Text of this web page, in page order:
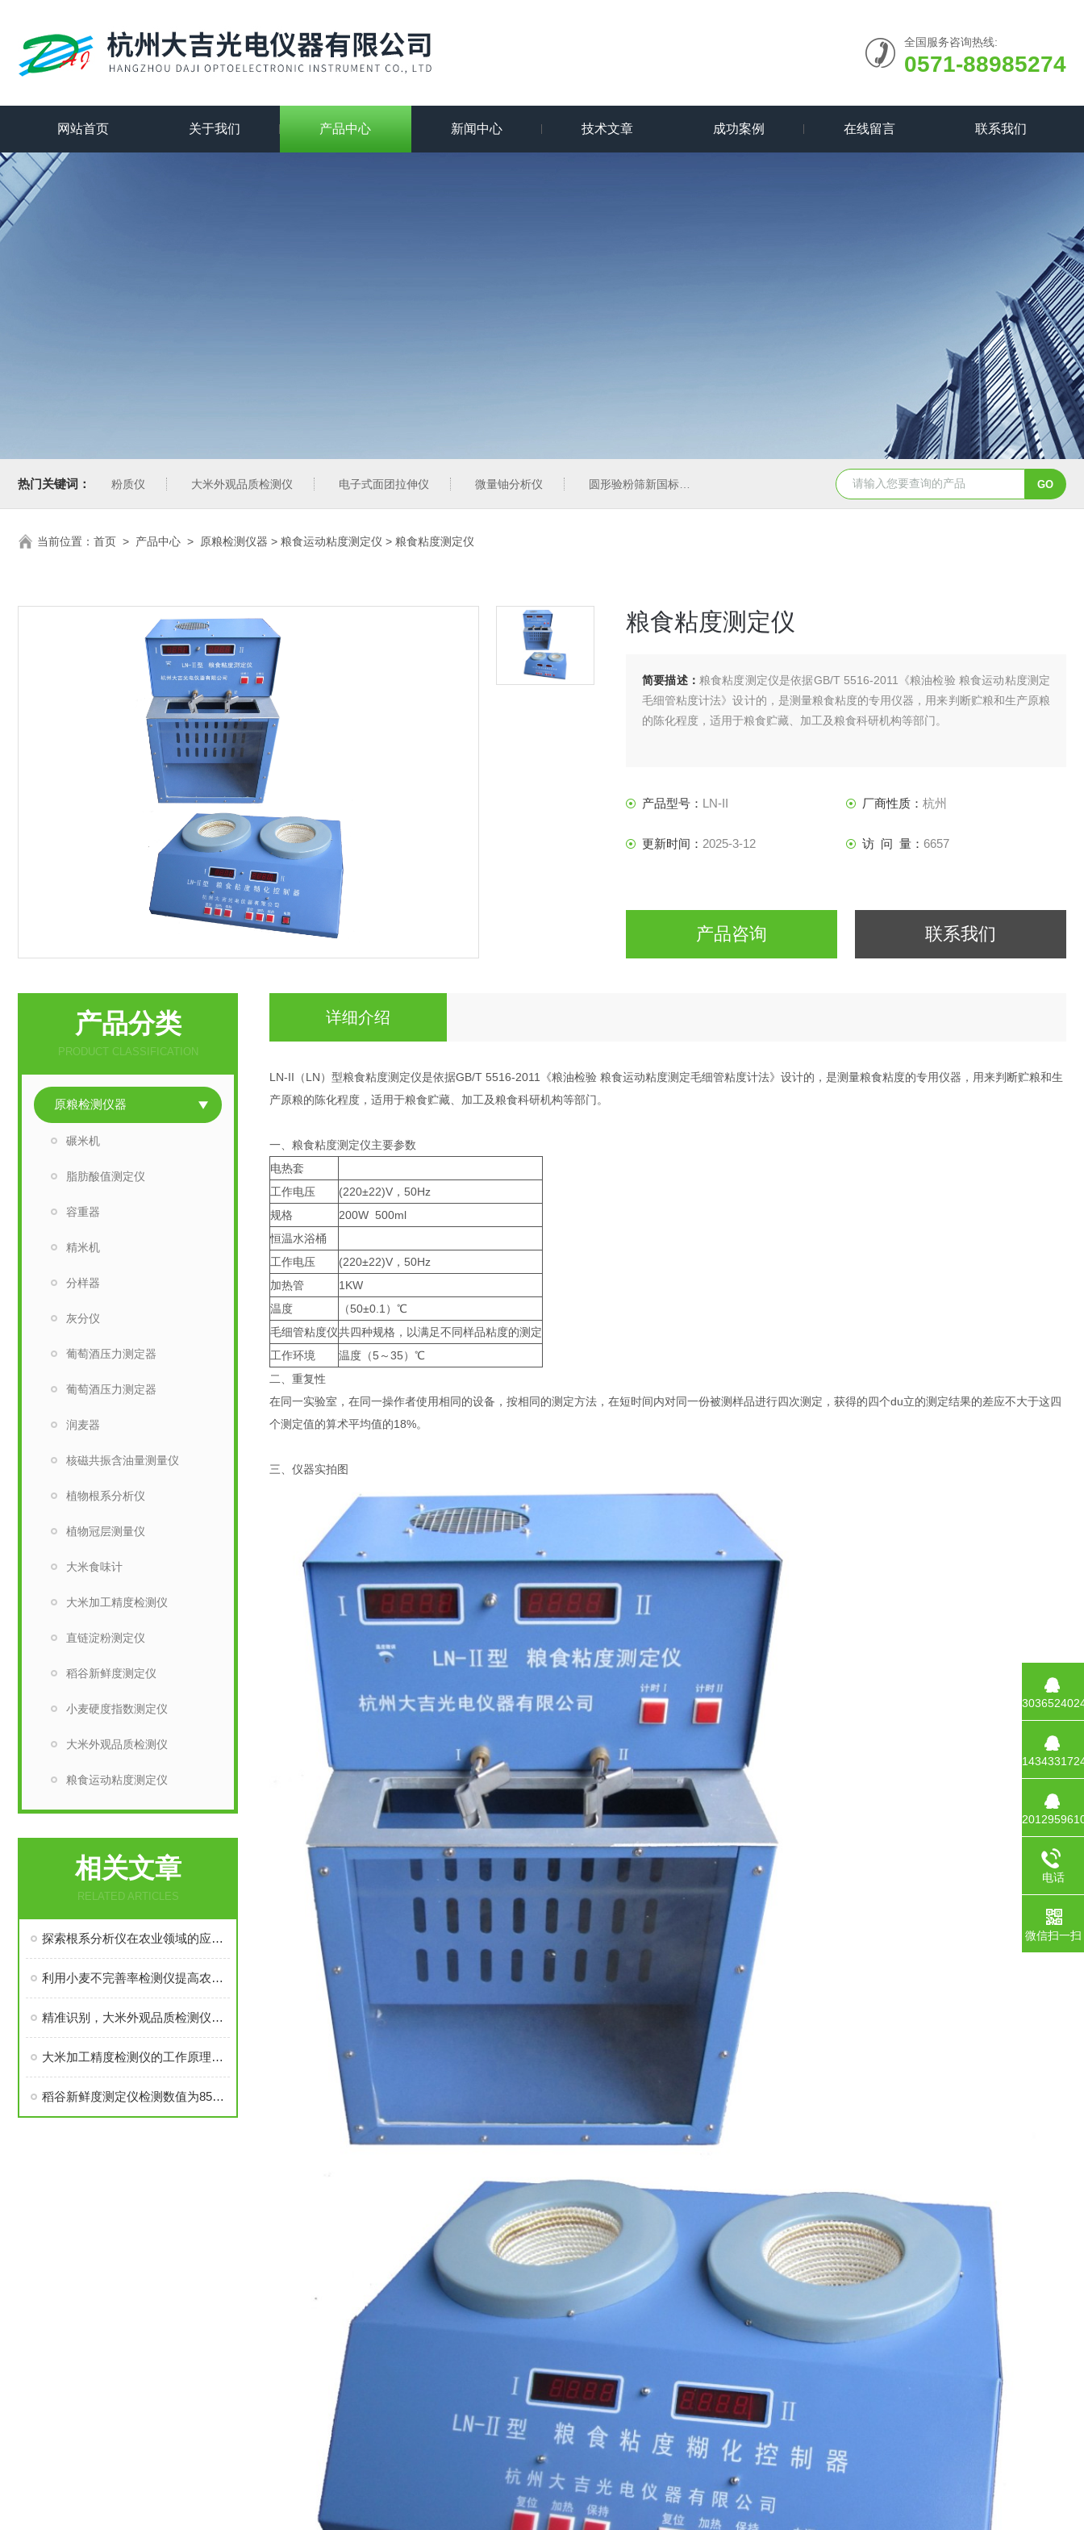
全国服务咨询热线:
0571-88985274
网站首页 关于我们 产品中心 新闻中心 技术文章 成功案例 在线留言 联系我们
热门关键词： 粉质仪 大米外观品质检测仪 电子式面团拉伸仪 微量铀分析仪 圆形验粉筛新国标型 双头面筋测定仪 降落数值测定仪/降落值
当前位置： 首页 > 产品中心 > 原粮检测仪器 > 粮食运动粘度测定仪 > 粮食粘度测定仪
粮食粘度测定仪
简要描述： 粮食粘度测定仪是依据GB/T 5516-2011《粮油检验 粮食运动粘度测定
毛细管粘度计法》设计的，是测量粮食粘度的专用仪器，用来判断贮粮和生产原粮
的陈化程度，适用于粮食贮藏、加工及粮食科研机构等部门。
产品型号： LN-II 厂商性质： 杭州
更新时间： 2025-3-12 访 问 量： 6657
产品咨询 联系我们
产品分类
PRODUCT CLASSIFICATION
原粮检测仪器
碾米机
脂肪酸值测定仪
容重器
精米机
分样器
灰分仪
葡萄酒压力测定器
葡萄酒压力测定器
润麦器
核磁共振含油量测量仪
植物根系分析仪
植物冠层测量仪
大米食味计
大米加工精度检测仪
直链淀粉测定仪
稻谷新鲜度测定仪
小麦硬度指数测定仪
大米外观品质检测仪
粮食运动粘度测定仪
相关文章
RELATED ARTICLES
探索根系分析仪在农业领域的应用：提升作物生长和土壤管理效率
利用小麦不完善率检测仪提高农作物品质的探索与实践
精准识别，大米外观品质检测仪保障食品安全
大米加工精度检测仪的工作原理及应用
稻谷新鲜度测定仪检测数值为85正常吗?
详细介绍
LN-II（LN）型粮食粘度测定仪是依据GB/T 5516-2011《粮油检验 粮食运动粘度测定毛细管粘度计法》设计的，是测量粮食粘度的专用仪器，用来判断贮粮和生
产原粮的陈化程度，适用于粮食贮藏、加工及粮食科研机构等部门。
一、粮食粘度测定仪主要参数
电热套
工作电压
(220±22)V，50Hz
规格
200W 500ml
恒温水浴桶
工作电压
(220±22)V，50Hz
加热管
1KW
温度
（50±0.1）℃
毛细管粘度仪共四种规格，以满足不同样品粘度的测定
工作环境
温度（5～35）℃
二、重复性
在同一实验室，在同一操作者使用相同的设备，按相同的测定方法，在短时间内对同一份被测样品进行四次测定，获得的四个du立的测定结果的差应不大于这四
个测定值的算术平均值的18%。
三、仪器实拍图
电话
微信扫一扫